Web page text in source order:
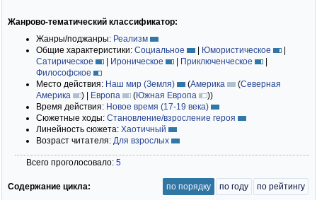
Жанрово-тематический классификатор:
Жанры/поджанры: Реализм
Общие характеристики: Социальное | Юмористическое
|
Сатирическое
| Ироническое | Приключенческое
|
Философское
Место действия: Наш мир (Земля) (Америка (Северная
Америка
) | Европа (Южная Европа ))
Время действия: Новое время (17-19 века)
Сюжетные ходы: Становление/взросление героя
Линейность сюжета: Хаотичный
Возраст читателя: Для взрослых
Всего проголосовало: 5
Содержание цикла: по порядку по году по рейтингу